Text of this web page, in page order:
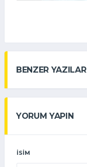
BENZER YAZILAR
YORUM YAPIN
İSIM